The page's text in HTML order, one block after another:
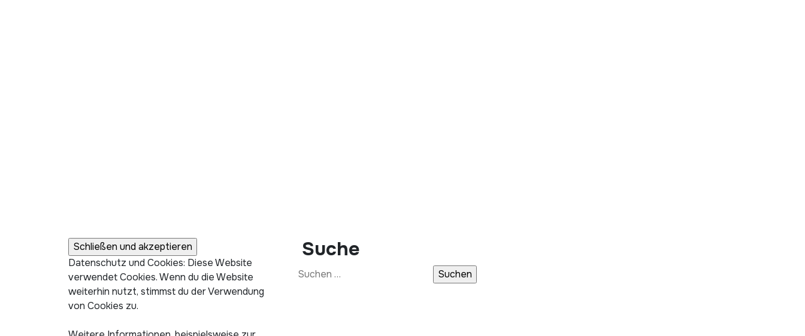
Datenschutz und Cookies: Diese Website
verwendet Cookies. Wenn du die Website
weiterhin nutzt, stimmst du der Verwendung
von Cookies zu.
Suche
Suchen